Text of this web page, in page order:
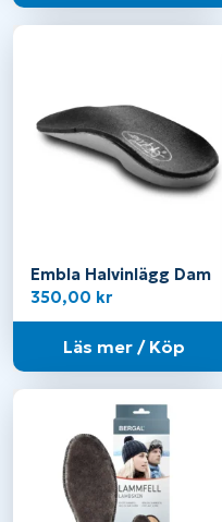
Embla Halvinlägg Dam
350,00 kr
Läs mer / Köp